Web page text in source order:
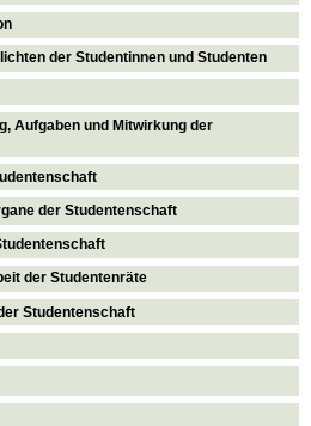
der Studentinnen und Studenten
Aufgaben und Mitwirkung der
der Studentenschaft
der Studentenräte
Studentenschaft